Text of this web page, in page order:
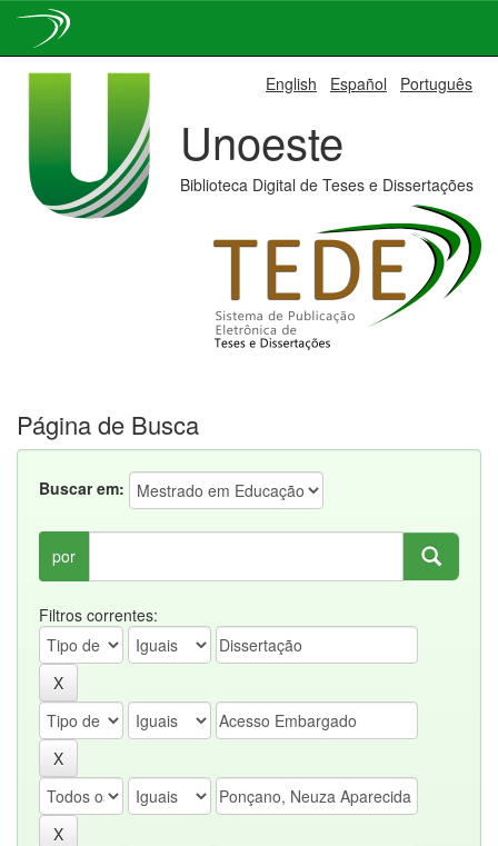
English Español Português
Unoeste
Biblioteca Digital de Teses e Dissertações
Página de Busca
Buscar em:
por
Filtros correntes: